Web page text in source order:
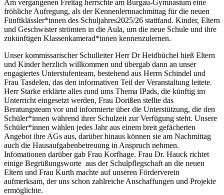
Am vergangenen Freitag herrschte am Burgau-Gymnasium eine
fröhliche Aufregung, als der Kennenlernnachmittag für die neuen
Fünftklässler*innen des Schuljahres2025/26 stattfand. Kinder, Eltern
und Geschwister strömten in die Aula, um die neue Schule und ihre
zukünftigen Klassenkamerad*innen kennenzulernen.
Unser kommissarischer Schulleiter Herr Dr Heidbüchel hieß Eltern
und Kinder herzlich willkommen und übergab dann an unser
engagiertes Unterstufenteam, bestehend aus Herrn Schindel und
Frau Tasdelen, das den informativen Teil der Veranstaltung leitete.
Herr Starke erklärte alles rund ums Thema IPads, die künftig im
Unterricht eingesetzt werden, Frau Dorißen stellte das
Beratungsteam vor und informierte über die Unterstützung, die den
Schüler*innen während ihrer Schulzeit zur Verfügung steht. Unsere
Schüler*innen wählen jedes Jahr aus einem breit gefächerten
Angebot ihre AGs aus, darüber hinaus können sie am Nachmittag
auch die Hausaufgabenbetreuung in Anspruch nehmen.
Infomationen darüber gab Frau Korfhage. Frau Dr. Hauck richtet
einige Begrüßungsworte aus der Schulpflegschaft an die neuen
Eltern und Frau Kurth machte auf unseren Förderverein
aufmerksam, der uns schon zahlreiche Anschaffungen und Projekte
ermöglichte.